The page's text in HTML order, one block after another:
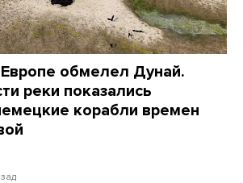
обмелел Дунай.
реки показались
корабли времен